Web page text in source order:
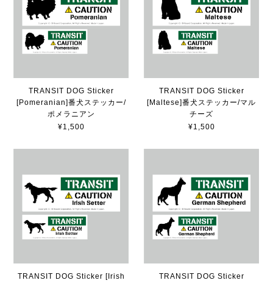
TRANSIT DOG Sticker
[Pomeranian]番犬ステッカー/
ポメラニアン
¥1,500
TRANSIT DOG Sticker
[Maltese]番犬ステッカー/マル
チーズ
¥1,500
TRANSIT DOG Sticker [Irish
TRANSIT DOG Sticker